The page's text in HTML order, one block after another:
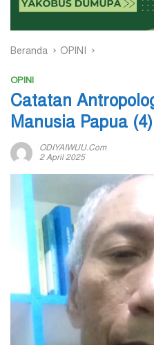
Beranda OPINI
OPINI
Catatan
Manusia Papua (4)
ODIYAIWUU.com
2 April 2025